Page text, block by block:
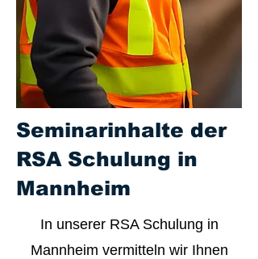
Seminarinhalte der
RSA Schulung in
Mannheim
In unserer RSA Schulung in
Mannheim vermitteln wir Ihnen